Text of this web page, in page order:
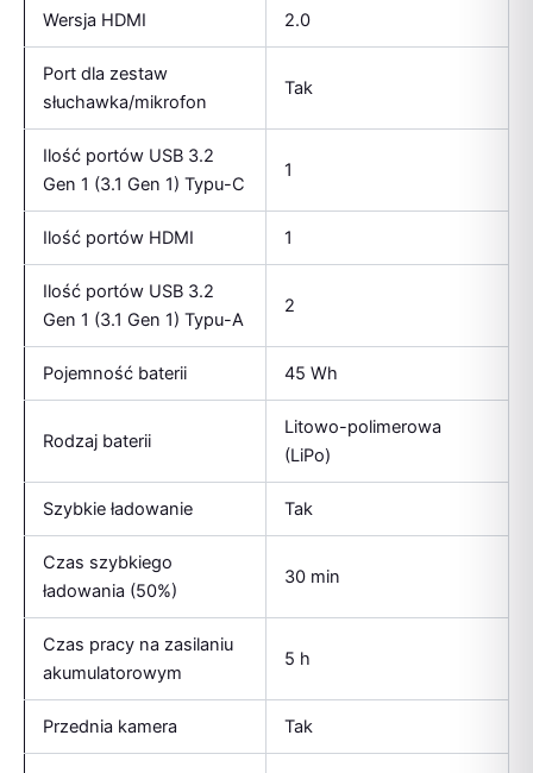
Wersja HDMI 2.0
Port dla zestaw
słuchawka/mikrofon
Tak
Ilość portów USB 3.2
Gen 1 (3.1 Gen 1) Typu-C
1
Ilość portów HDMI 1
Ilość portów USB 3.2
Gen 1 (3.1 Gen 1) Typu-A
2
Pojemność baterii 45 Wh
Rodzaj baterii
Litowo-polimerowa
(LiPo)
Szybkie ładowanie Tak
Czas szybkiego
ładowania (50%)
30 min
Czas pracy na zasilaniu
akumulatorowym
5 h
Przednia kamera Tak